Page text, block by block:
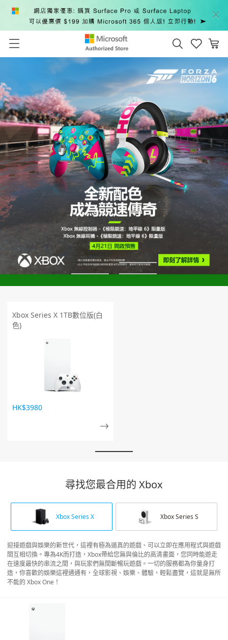
Xbox Series X 1TB數位版(白
色)
HK$3980
尋找您最合用的 Xbox
Xbox Series X Xbox Series S
迎接遊戲與娛樂的新世代，這裡有極為逼真的遊戲、可以立即在應用程式與遊戲
間互相切換。專為4K而打造，Xbox帶給您無與倫比的高清畫面，您同時能遊走
在速度最快的串流之間，與玩家們無間斷暢玩遊戲。一切的服務都為你量身打
造，你喜歡的娛樂這裡通通有，全球影視、娛樂、體驗，輕鬆盡覽，這就是無所
不能的 Xbox One！